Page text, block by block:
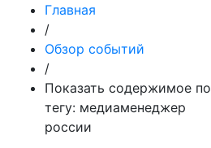
Главная
/
Обзор событий
/
Показать содержимое по
тегу: медиаменеджер
россии